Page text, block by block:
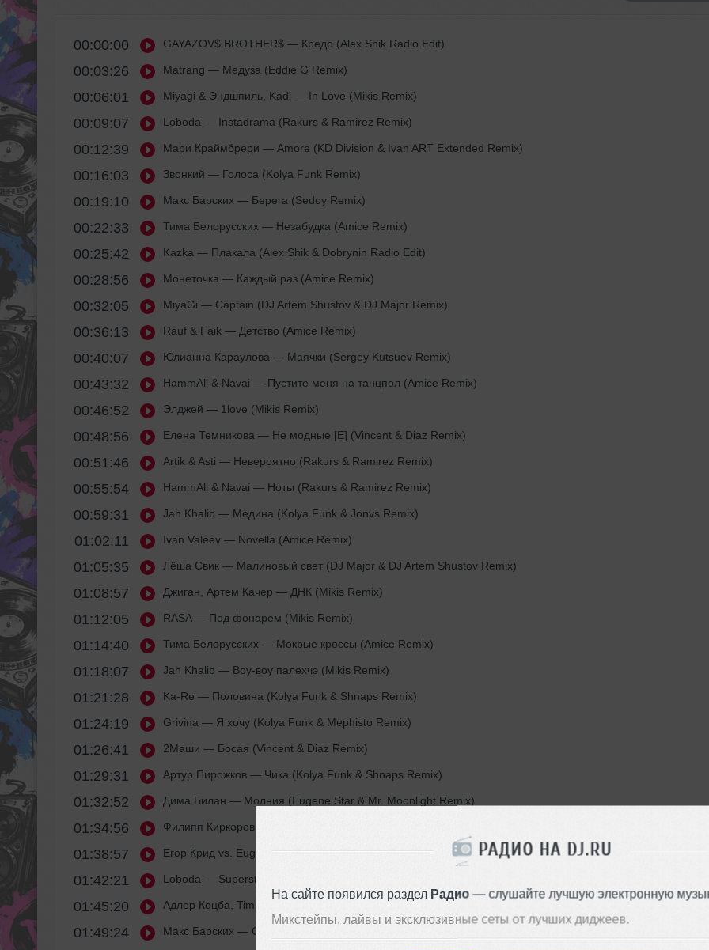
РАДИО НА DJ.RU
На сайте появился раздел Радио — слушайте лучшую электронную
Микстейпы, лайвы и эксклюзивные сеты от лучших диджеев.
00:00:00 GAYAZOV$ BROTHER$ — Кредо (Alex Shik Radio Edit)
00:03:26 Matrang — Медуза (Eddie G Remix)
00:06:01 Miyagi & Эндшпиль, Kadi — In Love (Mikis Remix)
00:09:07 Loboda — Instadrama (Rakurs & Ramirez Remix)
00:12:39 Мари Краймбрери — Amore (KD Division & Ivan ART Extended Remix)
00:16:03 Звонкий — Голоса (Kolya Funk Remix)
00:19:10 Макс Барских — Берега (Sedoy Remix)
00:22:33 Тима Белорусских — Незабудка (Amice Remix)
00:25:42 Kazka — Плакала (Alex Shik & Dobrynin Radio Edit)
00:28:56 Монеточка — Каждый раз (Amice Remix)
00:32:05 MiyaGi — Captain (DJ Artem Shustov & DJ Major Remix)
00:36:13 Rauf & Faik — Детство (Amice Remix)
00:40:07 Юлианна Караулова — Маячки (Sergey Kutsuev Remix)
00:43:32 HammAli & Navai — Пустите меня на танцпол (Amice Remix)
00:46:52 Элджей — 1love (Mikis Remix)
00:48:56 Елена Темникова — Не модные [E] (Vincent & Diaz Remix)
00:51:46 Artik & Asti — Невероятно (Rakurs & Ramirez Remix)
00:55:54 HammAli & Navai — Ноты (Rakurs & Ramirez Remix)
00:59:31 Jah Khalib — Медина (Kolya Funk & Jonvs Remix)
01:02:11 Ivan Valeev — Novella (Amice Remix)
01:05:35 Лёша Свик — Малиновый свет (DJ Major & DJ Artem Shustov Remix)
01:08:57 Джиган, Артем Качер — ДНК (Mikis Remix)
01:12:05 RASA— Под фонарем (Mikis Remix)
01:14:40 Тима Белорусских — Мокрые кроссы (Amice Remix)
01:18:07 Jah Khalib — Воу-воу палехчэ (Mikis Remix)
01:21:28 Ka-Re — Половина (Kolya Funk & Shnaps Remix)
01:24:19 Grivina — Я хочу (Kolya Funk & Mephisto Remix)
01:26:41 2Маши — Босая (Vincent & Diaz Remix)
01:29:31 Артур Пирожков — Чика (Kolya Funk & Shnaps Remix)
01:32:52 Дима Билан — Молния (Eugene Star & Mr. Moonlight Remix)
01:34:56 Филипп Киркоров
01:38:57 Егор Крид vs. Eugene Star— Миллион алых роз (Sergey Kutsuev Mash)
01:42:21 Loboda — Superstar (Ramirez Remix)
01:45:20 Адлер Коцба, Timran — Запах моей женщины (DJ Tarantino & DJ Dyxanin Remix)
01:49:24 Макс Барских — Сделай громче (Mikis Remix)